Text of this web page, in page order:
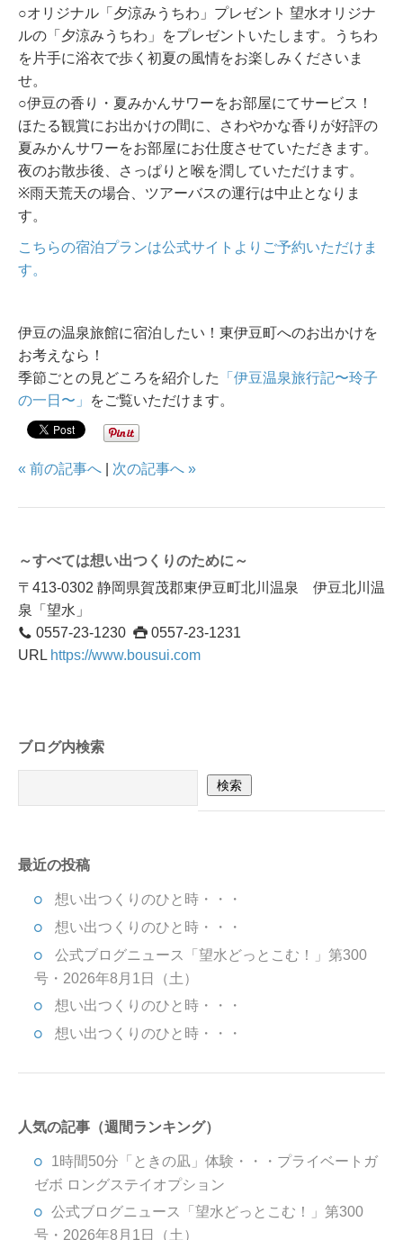
○オリジナル「夕涼みうちわ」プレゼント 望水オリジナ
ルの「夕涼みうちわ」をプレゼントいたします。うちわ
を片手に浴衣で歩く初夏の風情をお楽しみくださいま
せ。
○伊豆の香り・夏みかんサワーをお部屋にてサービス！
ほたる観賞にお出かけの間に、さわやかな香りが好評の
夏みかんサワーをお部屋にお仕度させていただきます。
夜のお散歩後、さっぱりと喉を潤していただけます。
※雨天荒天の場合、ツアーバスの運行は中止となりま
す。
こちらの宿泊プランは公式サイトよりご予約いただけま
す。
伊豆の温泉旅館に宿泊したい！東伊豆町へのお出かけを
お考えなら！
季節ごとの見どころを紹介した
「伊豆温泉旅行記〜玲子
の一日〜」
をご覧いただけます。
« 前の記事へ 次の記事へ »
～すべては想い出つくりのために～
〒413-0302 静岡県賀茂郡東伊豆町北川温泉 伊豆北川温
泉「望水」
0557-23-1230
0557-23-1231
URL https://www.bousui.com
ブログ内検索
最近の投稿
想い出つくりのひと時・・・
想い出つくりのひと時・・・
公式ブログニュース「望水どっとこむ！」第300
号・2026年8月1日（土）
想い出つくりのひと時・・・
想い出つくりのひと時・・・
人気の記事（週間ランキング）
1時間50分「ときの凪」体験・・・プライベートガ
ゼボ ロングステイオプション
公式ブログニュース「望水どっとこむ！」第300
号・2026年8月1日（土）